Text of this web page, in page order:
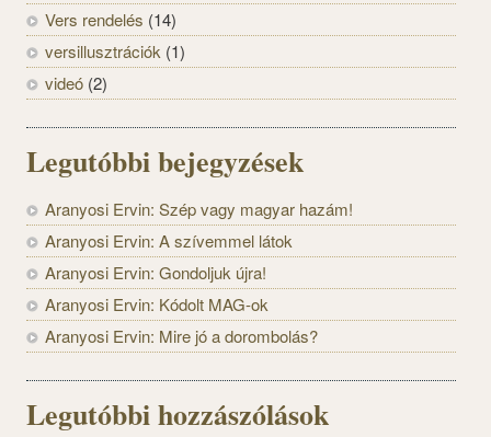
Vers rendelés (14)
versillusztrációk (1)
videó (2)
Legutóbbi bejegyzések
Aranyosi Ervin: Szép vagy magyar hazám!
Aranyosi Ervin: A szívemmel látok
Aranyosi Ervin: Gondoljuk újra!
Aranyosi Ervin: Kódolt MAG-ok
Aranyosi Ervin: Mire jó a dorombolás?
Legutóbbi hozzászólások